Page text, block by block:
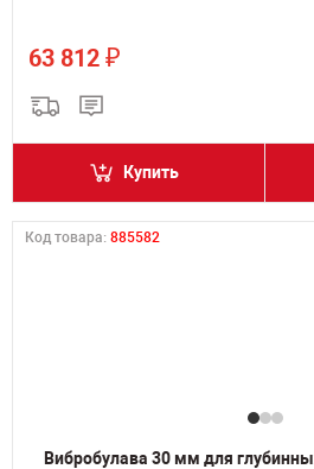
63 812 ₽
Купить
Код товара: 885582
Вибробулава 30 мм для